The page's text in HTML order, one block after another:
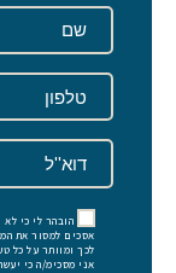
הובהר לי כי
אסכים למסור את
לכך ומוותר על כל
אני מסכימ/ה כי